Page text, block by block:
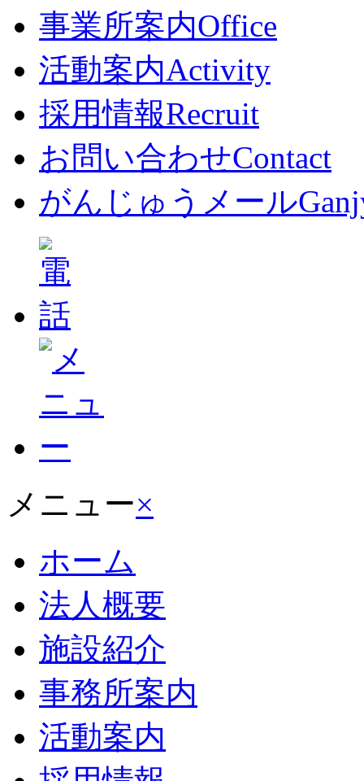
事業所案内Office
活動案内Activity
採用情報Recruit
お問い合わせContact
がんじゅうメール
メニュー×
ホーム
法人概要
施設紹介
事務所案内
活動案内